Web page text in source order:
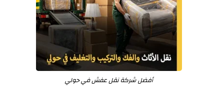
أفضل شركة نقل عفش في حولي